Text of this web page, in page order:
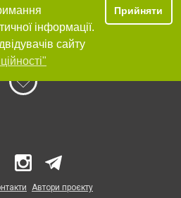
інформації.
сайту
Прийняти
Автори проєкту